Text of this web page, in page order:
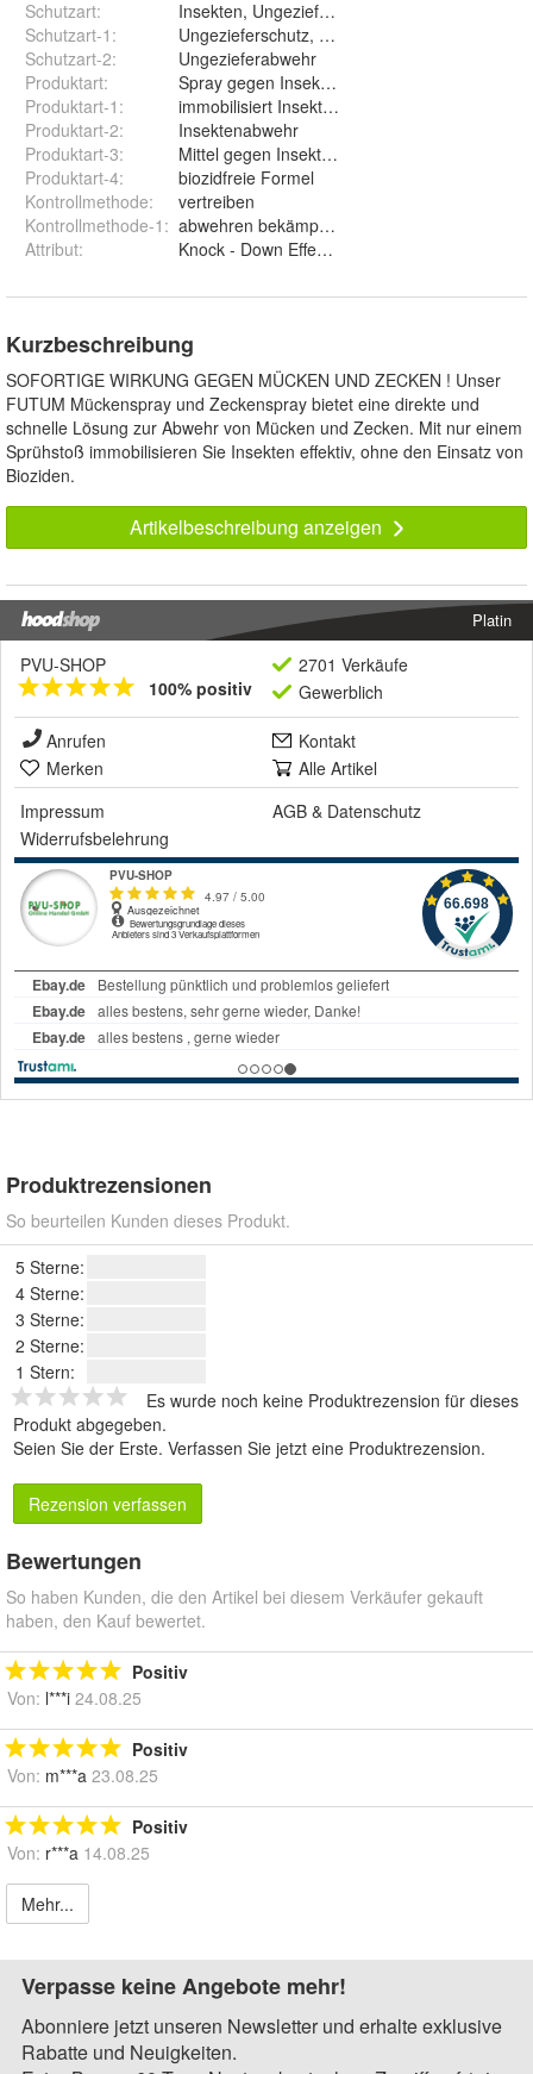
Schutzart:
Insekten, Ungeziefer, Schadinsekten
Schutzart-1 :
Ungezieferschutz, Insekten Abwehr Spray
Schutzart-2:
Ungezieferabwehr
Produktart:
Spray gegen Insekten , Larven, Eier
Produktart-1 :
immobilisiert Insekten
Produktart-2:
Insektenabwehr
Produktart-3:
Mittel gegen Insekten
Produktart-4:
biozidfreie Formel
Kontrollmethode:
vertreiben
Kontrollmethode-1 : abwehren bekämpfen fernhalten
Attribut: Knock - Down Effekt , Direktwirkung
Kurzbeschreibung
SOFORTIGE WIRKUNG GEGEN MÜCKEN UND ZECKEN ! Unser
FUTUM Mückenspray und Zeckenspray bietet eine direkte und
schnelle Lösung zur Abwehr von Mücken und Zecken. Mit nur einem
Sprühstoß immobilisieren Sie Insekten effektiv, ohne den Einsatz von
Bioziden.
Artikelbeschreibung anzeigen
Platin
PVU-SHOP
100% positiv
2701 Verkäufe
Gewerblich
Anrufen
Kontakt
Merken
Alle Artikel
Impressum
AGB & Datenschutz
Widerrufsbelehrung
Produktrezensionen
So beurteilen Kunden dieses Produkt.
5 Sterne:
4 Sterne:
3 Sterne:
2 Sterne:
1 Stern:
Es wurde noch keine Produktrezension für dieses
Produkt abgegeben.
Seien Sie der Erste. Verfassen Sie jetzt eine Produktrezension.
Rezension verfassen
Bewertungen
So haben Kunden, die den Artikel bei diesem Verkäufer gekauft
haben, den Kauf bewertet.
Positiv
Von: l***i 24.08.25
Positiv
Von: m***a 23.08.25
Positiv
Von: r***a 14.08.25
Mehr...
Verpasse keine Angebote mehr!
Abonniere jetzt unseren Newsletter und erhalte exklusive
Rabatte und Neuigkeiten.